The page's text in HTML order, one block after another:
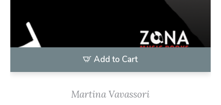
Add to Cart
Martina Vavassori